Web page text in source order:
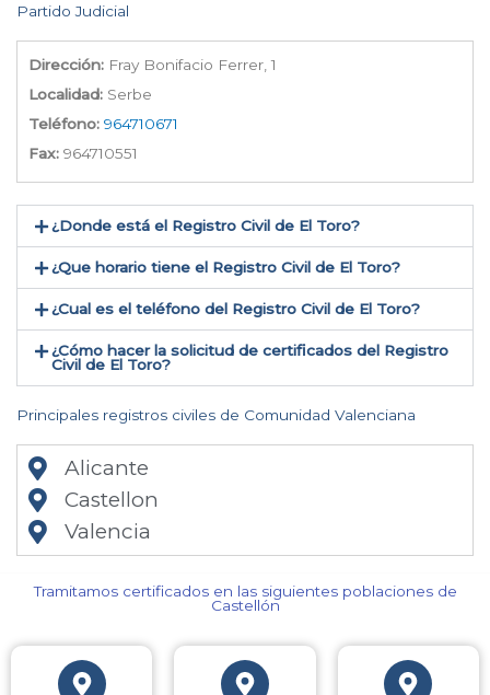
Partido Judicial
Dirección: Fray Bonifacio Ferrer, 1
Localidad: Serbe
Teléfono: 964710671
Fax: 964710551
¿Donde está el Registro Civil de El Toro​?
¿Que horario tiene el Registro Civil de El Toro?
¿Cual es el teléfono del Registro Civil de El Toro​?
¿Cómo hacer la solicitud de certificados del Registro
Civil de El Toro​?
Principales registros civiles de Comunidad Valenciana
Alicante
Castellon
Valencia
Tramitamos certificados en las siguientes poblaciones de
Castellón​